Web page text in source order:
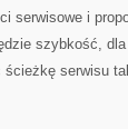
serwisowe i
szybkość,
serwisu